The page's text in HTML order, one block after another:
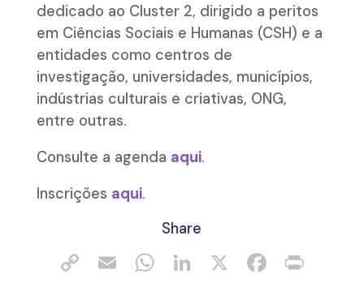
dedicado ao Cluster 2, dirigido a peritos
em Ciências Sociais e Humanas (CSH) e a
entidades como centros de
investigação, universidades, municípios,
indústrias culturais e criativas, ONG,
entre outras.
Consulte a agenda aqui.
Inscrições aqui.
Share